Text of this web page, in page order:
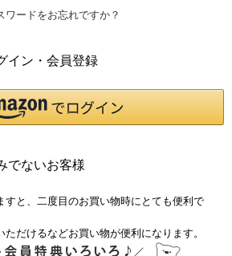
ワードをお忘れですか？
イン・会員登録
でないお客様
すと、二度目のお買い物時にとても便利で
だけるなどお買い物が便利になります。